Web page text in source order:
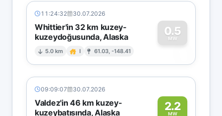
11:24:32 30.07.2026
Whittier'in 32 km kuzey-
kuzeydoğusunda, Alaska
5.0 km I 61.03, -148.41
0.5
MW
0
09:09:07 30.07.2026
Valdez'in 46 km kuzey-
kuzeybatısında, Alaska
2.2
MW